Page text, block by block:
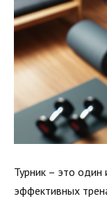
Турник – это один
эффективных